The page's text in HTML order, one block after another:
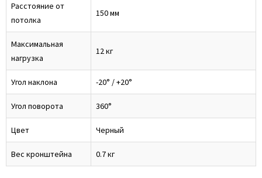
Расстояние от
потолка
150 мм
Максимальная
нагрузка
12 кг
Угол наклона -20° / +20°
Угол поворота 360°
Цвет Черный
Вес кронштейна 0.7 кг